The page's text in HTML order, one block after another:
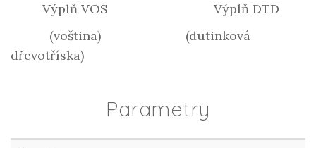
Výplň VOS Výplň DTD
(voština) (dutinková
dřevotříska)
Parametry